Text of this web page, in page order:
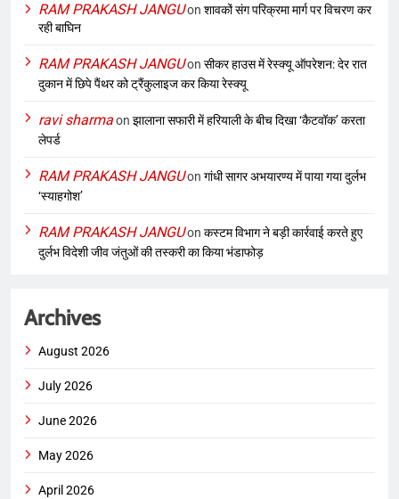
RAM PRAKASH JANGUon शावकों संग परिक्रमा मार्ग पर विचरण कर
रही बाघिन
RAM PRAKASH JANGUon सीकर हाउस में रेस्क्यू ऑपरेशन: देर रात
दुकान में छिपे पैंथर को ट्रैंकुलाइज कर किया रेस्क्यू
ravi sharmaon झालाना सफारी में हरियाली के बीच दिखा ‘कैटवॉक’ करता
लेपर्ड
RAM PRAKASH JANGUon गांधी सागर अभयारण्य में पाया गया दुर्लभ
‘स्याहगोश’
RAM PRAKASH JANGUon कस्टम विभाग ने बड़ी कार्रवाई करते हुए
दुर्लभ विदेशी जीव जंतुओं की तस्करी का किया भंडाफोड़
Archives
August 2026
July 2026
June 2026
May 2026
April 2026